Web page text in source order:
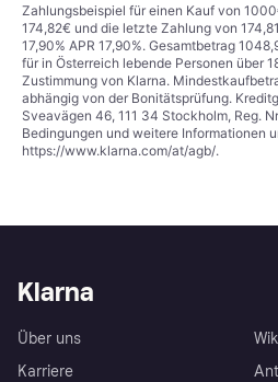
Zahlungsbeispiel für einen Kauf von
174,82€ und die letzte Zahlung von
17,90% APR 17,90%. Gesamtbetrag
für in Österreich lebende Personen über
Zustimmung von Klarna.
abhängig von der Bonitätsprüfung.
Sveavägen 46, 111 34 Stockholm, Reg.
Bedingungen und weitere Informationen
https://www.klarna.com/at/agb/.
Klarna
Über uns
Karriere